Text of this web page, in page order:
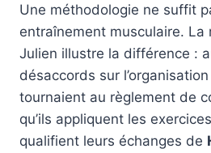
Une méthodologie ne suffit
entraînement musculaire. La
Julien illustre la différence :
désaccords sur
tournaient au règlement de
qu’ils appliquent les
qualifient leurs échanges de